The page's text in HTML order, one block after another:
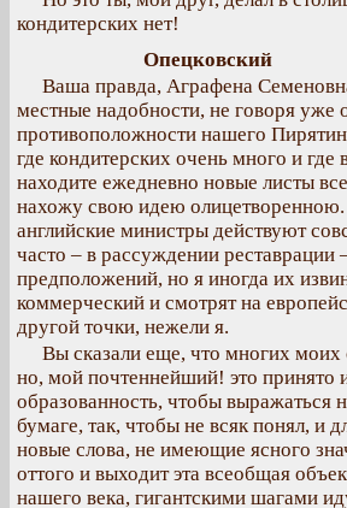
кондитерских нет!
Опецковский
Ваша правда, Аграфена
местные надобности, не говоря уже
противоположности нашего
где кондитерских очень много и где
находите ежедневно новые листы
нахожу свою идею олицетворенною.
английские министры действуют
часто – в рассуждении реставрации
предположений, но я иногда их
коммерческий и смотрят на
другой точки, нежели я.
Вы сказали еще, что многих моих
но, мой почтеннейший! это принято
образованность, чтобы выражаться
бумаге, так, чтобы не всяк понял, и
новые слова, не имеющие ясного
оттого и выходит эта всеобщая
нашего века, гигантскими шагами